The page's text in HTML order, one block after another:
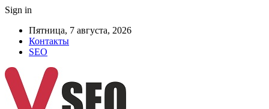
Sign in
Пятница, 7 августа, 2026
Контакты
SEO